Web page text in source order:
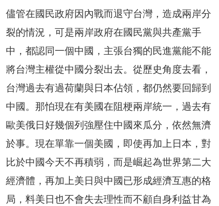
儘管在國民政府因內戰而退守台灣，造成兩岸分
裂的情況，可是兩岸政府在國民黨與共產黨手
中，都認同一個中國，主張台獨的民進黨能不能
將台灣主權從中國分裂出去。從歷史角度去看，
台灣過去有過荷蘭與日本佔領，都仍然要回歸到
中國。那怕現在有美國在阻梗兩岸統一，過去有
歐美俄日好幾個列強壓住中國來瓜分，依然無濟
於事。現在單靠一個美國，即使再加上日本，對
比於中國今天不再積弱，而是崛起為世界第二大
經濟體，再加上美日與中國已形成經濟互惠的格
局，料美日也不會失去理性而不顧自身利益甘為